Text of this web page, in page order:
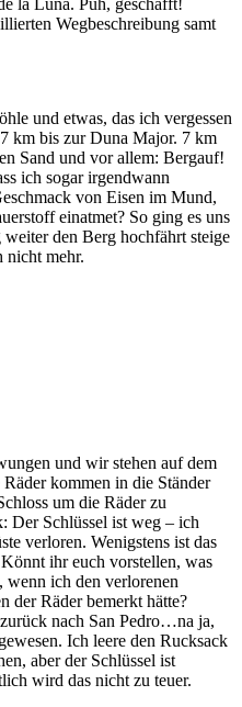
la Luna. Puh, geschafft!
Wegbeschreibung samt
und etwas, das ich vergessen
km bis zur Duna Major. 7 km
Sand und vor allem: Bergauf!
ich sogar irgendwann
von Eisen im Mund,
einatmet? So ging es uns
den Berg hochfährt steige
nicht mehr.
und wir stehen auf dem
kommen in die Ständer
um die Räder zu
Der Schlüssel ist weg – ich
verloren. Wenigstens ist das
ihr euch vorstellen, was
wenn ich den verlorenen
der Räder bemerkt hätte?
nach San Pedro…na ja,
Ich leere den Rucksack
aber der Schlüssel ist
wird das nicht zu teuer.